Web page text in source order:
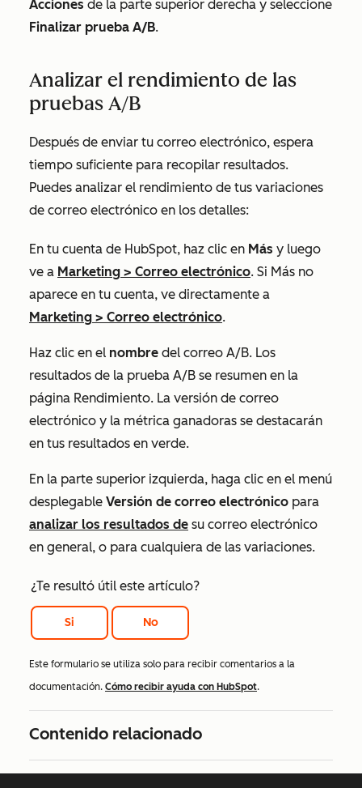
Acciones de la parte superior derecha y seleccione
Finalizar prueba A/B.
Analizar el rendimiento de las
pruebas A/B
Después de enviar tu correo electrónico, espera
tiempo suficiente para recopilar resultados.
Puedes analizar el rendimiento de tus variaciones
de correo electrónico en los detalles:
En tu cuenta de HubSpot, haz clic en Más y luego
ve a Marketing > Correo electrónico. Si Más no
aparece en tu cuenta, ve directamente a
Marketing > Correo electrónico.
Haz clic en el nombre del correo A/B. Los
resultados de la prueba A/B se resumen en la
página Rendimiento. La versión de correo
electrónico y la métrica ganadoras se destacarán
en tus resultados en verde.
En la parte superior izquierda, haga clic en el menú
desplegable Versión de correo electrónico para
analizar los resultados de su correo electrónico
en general, o para cualquiera de las variaciones.
¿Te resultó útil este artículo?
Si No
Este formulario se utiliza solo para recibir comentarios a la
documentación. Cómo recibir ayuda con HubSpot.
Contenido relacionado